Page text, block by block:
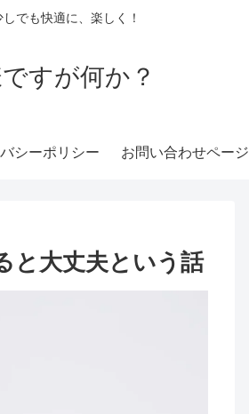
でも快適に、楽しく！
すが何か？
シーポリシー お問い合わせページ
と大丈夫という話